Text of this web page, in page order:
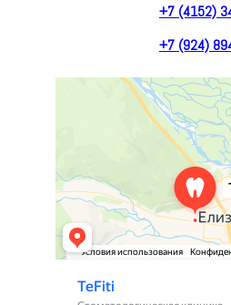
+7 (4152)
+7 (924)